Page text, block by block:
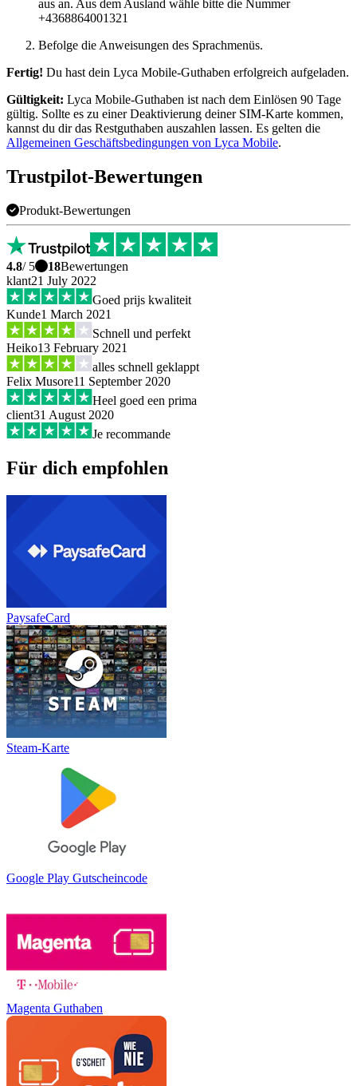
aus an. Aus dem Ausland wähle bitte die Nummer
+4368864001321
Befolge die Anweisungen des Sprachmenüs.
Fertig! Du hast dein Lyca Mobile-Guthaben erfolgreich aufgeladen.
Gültigkeit: Lyca Mobile-Guthaben ist nach dem Einlösen 90 Tage
gültig. Sollte es zu einer Deaktivierung deiner SIM-Karte kommen,
kannst du dir das Restguthaben auszahlen lassen. Es gelten die
Allgemeinen Geschäftsbedingungen von Lyca Mobile.
Trustpilot-Bewertungen
Produkt-Bewertungen
4.8/ 5 18Bewertungen
klant21 July 2022
Goed prijs kwaliteit
Kunde1 March 2021
Schnell und perfekt
Heiko13 February 2021
alles schnell geklappt
Felix Musore11 September 2020
Heel goed een prima
client31 August 2020
Je recommande
Für dich empfohlen
PaysafeCard
Steam-Karte
Google Play Gutscheincode
Magenta Guthaben